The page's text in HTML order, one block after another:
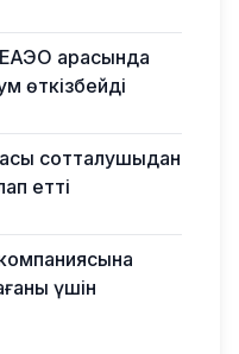
арасында
өткізбейді
сотталушыдан
етті
үшін